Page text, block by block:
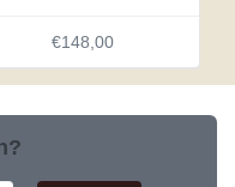
€148,00